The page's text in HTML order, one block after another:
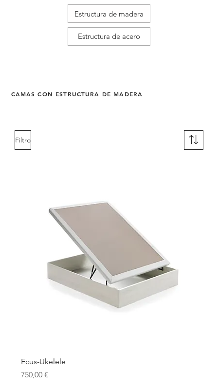
Estructura de madera
Estructura de acero
CAMAS CON ESTRUCTURA DE MADERA
Filtro
Ecus-Ukelele
Precio
750,00 €